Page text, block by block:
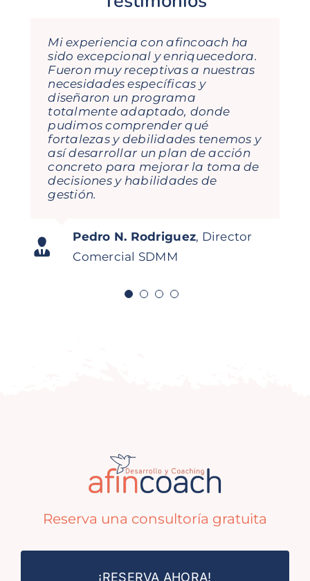
Mi experiencia con afincoach ha
sido excepcional y enriquecedora.
Fueron muy receptivas a nuestras
necesidades específicas y
diseñaron un programa
totalmente adaptado, donde
pudimos comprender qué
fortalezas y debilidades tenemos y
así desarrollar un plan de acción
concreto para mejorar la toma de
decisiones y habilidades de
gestión.
Pedro N. Rodriguez, Director
Comercial SDMM
María, Gema e Isabel son
fantásticas! De cada formación
que he recibido con ellas te llevas
aprendizajes, porque el
dinamismo con lo que enfocan
cada tema lo hace todo muy
visual, sencillo y te hace pensar… y
esto ayuda a nivel profesional y
personal. Seguiremos contando
con ellas en mi empresa!
Abonados Real Club de Golf La
Herrería
Director Iberia Mitsubishi
Logisnext
Asistente a curso Digitalidoso
Reserva una consultoría gratuita
¡RESERVA AHORA!